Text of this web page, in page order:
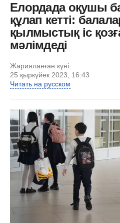
Елордада оқушы
құлап кетті:
қылмыстық іс
мәлімдеді
Жарияланған күні:
25 қыркүйек 2023, 16:43
Читать на русском